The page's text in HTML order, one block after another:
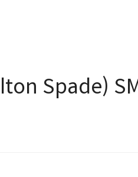
Spade)